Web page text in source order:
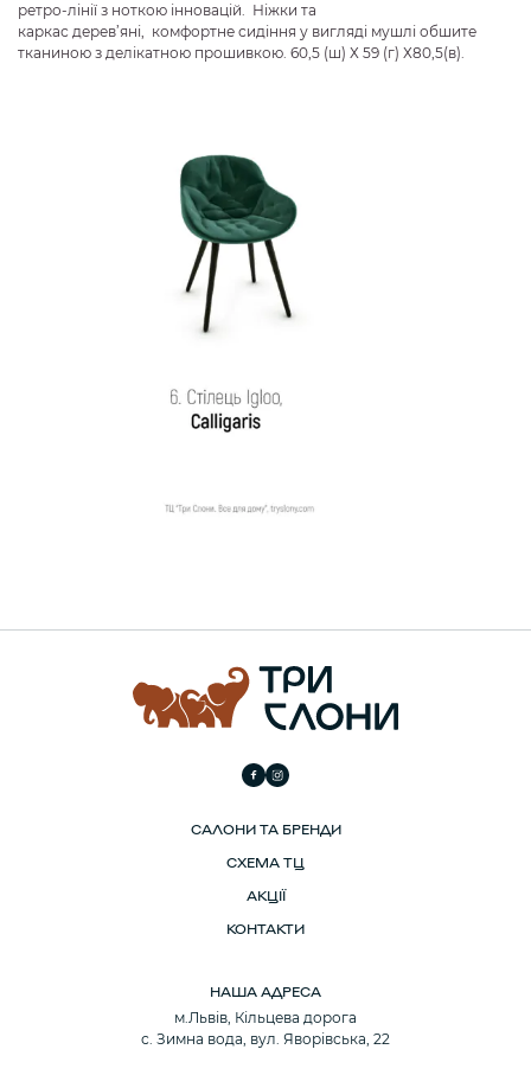
ретро-лінії з ноткою інновацій. Ніжки та
каркас дерев’яні, комфортне сидіння у вигляді мушлі обшите
тканиною з делікатною прошивкою. 60,5 (ш) Х 59 (г) Х80,5(в).
САЛОНИ ТА БРЕНДИ
СХЕМА ТЦ
АКЦІЇ
КОНТАКТИ
НАША АДРЕСА
м.Львів, Кільцева дорога
с. Зимна вода, вул. Яворівська, 22